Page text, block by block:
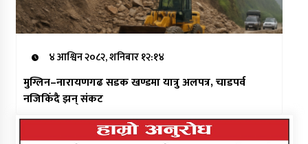
४ आश्विन २०८२, शनिबार १२:१४
मुग्लिन–नारायणगढ सडक खण्डमा यात्रु अलपत्र, चाडपर्व
नजिकिँदै झन् संकट